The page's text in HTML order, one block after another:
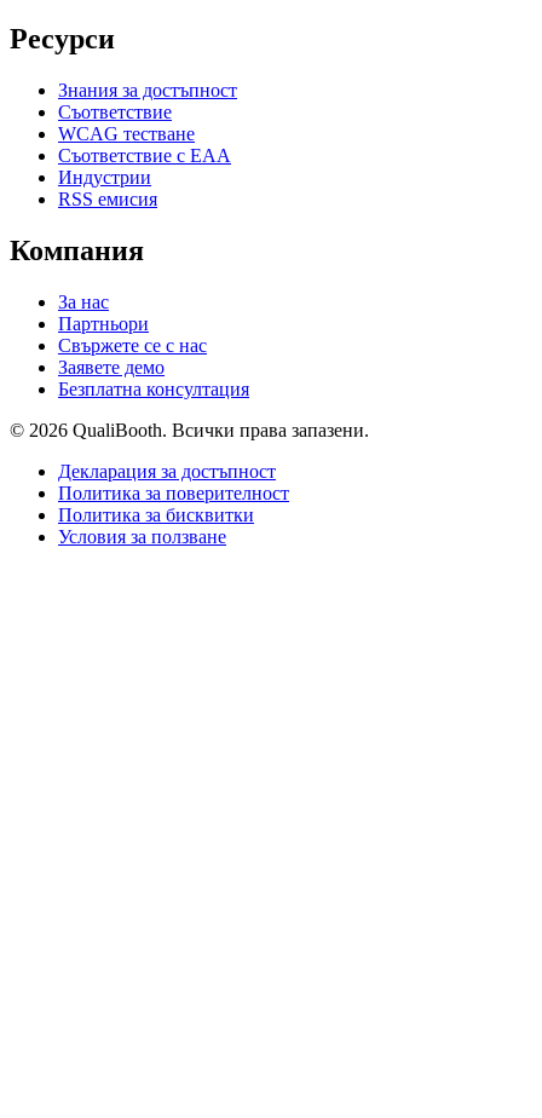
Ресурси
Знания за достъпност
Съответствие
WCAG тестване
Съответствие с EAA
Индустрии
RSS емисия
Компания
За нас
Партньори
Свържете се с нас
Заявете демо
Безплатна консултация
© 2026 QualiBooth. Всички права запазени.
Декларация за достъпност
Политика за поверителност
Политика за бисквитки
Условия за ползване